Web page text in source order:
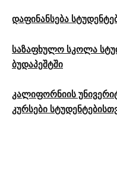
დაფინანსება
საზაფხულო სკოლა
ბუდაპეშტში
კალიფორნიის
კურსები